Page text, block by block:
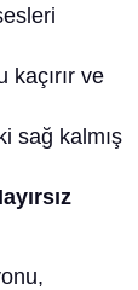
ve
sağ kalmış